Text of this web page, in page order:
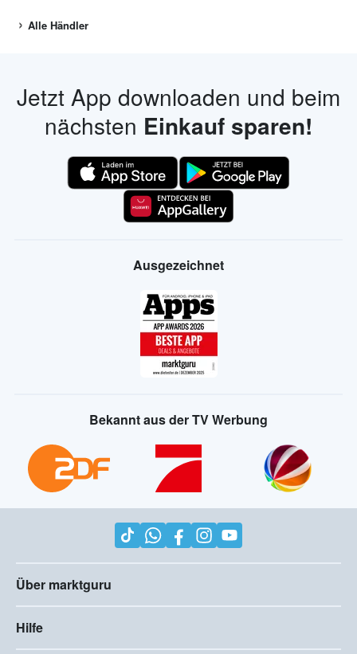
Alle Händler
Jetzt App downloaden und beim
nächsten Einkauf sparen!
Ausgezeichnet
Bekannt aus der TV Werbung
Über marktguru
Hilfe